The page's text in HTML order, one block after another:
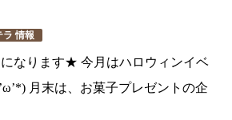
ラ 情報
なります★ 今月はハロウィンイベ
月末は、お菓子プレゼントの企